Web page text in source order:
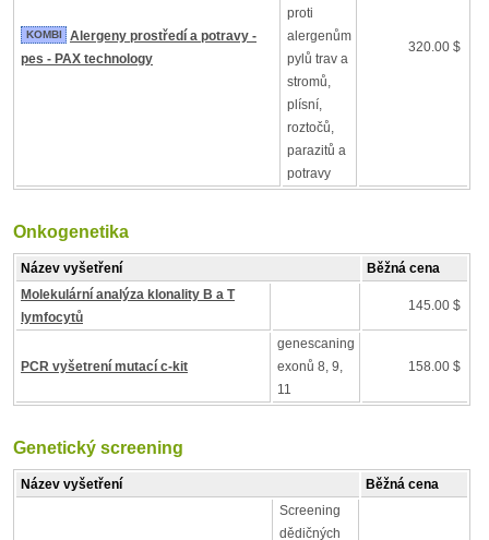
KOMBI
Alergeny prostředí a potravy -
pes - PAX technology
proti
alergenům
pylů trav a
stromů,
plísní,
roztočů,
parazitů a
potravy
320.00 $
Onkogenetika
Název vyšetření
Běžná cena
Molekulární analýza klonality B a T
lymfocytů
145.00 $
PCR vyšetrení mutací c-kit
genescaning
exonů 8, 9,
11
158.00 $
Genetický screening
Název vyšetření
Běžná cena
Screening
dědičných